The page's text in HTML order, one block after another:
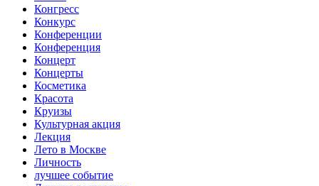
Конгресс
Конкурс
Конференции
Конференция
Концерт
Концерты
Косметика
Красота
Круизы
Культурная акция
Лекция
Лето в Москве
Личность
лучшее событие